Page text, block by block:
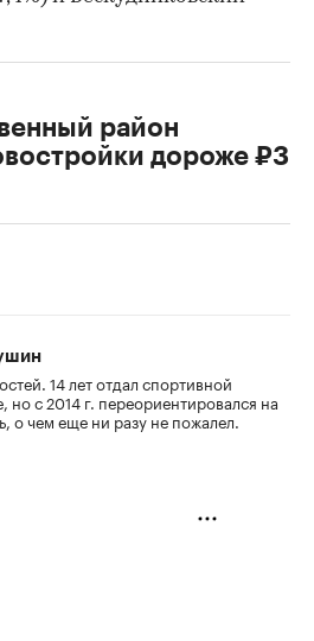
район
дороже ₽3
14 лет отдал спортивной
но с 2014 г. переориентировался на
о чем еще ни разу не пожалел.